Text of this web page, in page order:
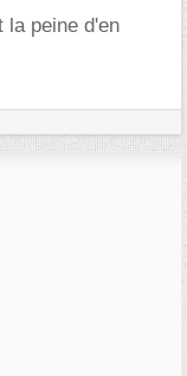
la peine d'en